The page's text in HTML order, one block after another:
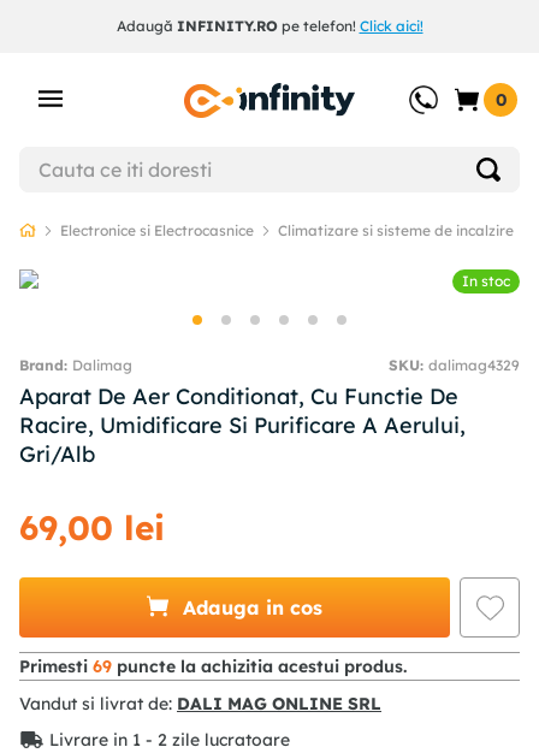
Adaugă INFINITY.ROpe telefon! Click aici!
0
Electronice si Electrocasnice Climatizare si sisteme de incalzire
In stoc
Dalimag SKU: dalimag4329
Aparat De Aer Conditionat, Cu Functie De
Racire, Umidificare Si Purificare A Aerului,
Gri/Alb
69,00 lei
Adauga in cos
Primesti 69 puncte la achizitia acestui produs.
Vandut si livrat de: DALI MAG ONLINE SRL
Livrare in 1 - 2 zile lucratoare